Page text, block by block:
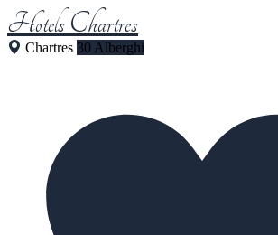
Hotels Chartres
Chartres 30 Alberghi